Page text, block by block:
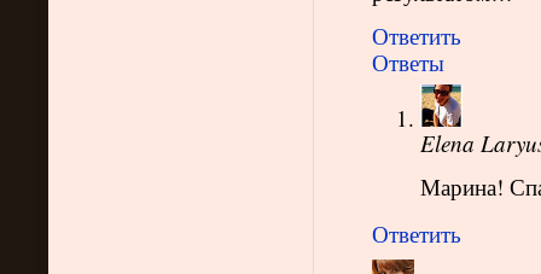
Ответить
Ответы
Elena
Марина!
Ответить